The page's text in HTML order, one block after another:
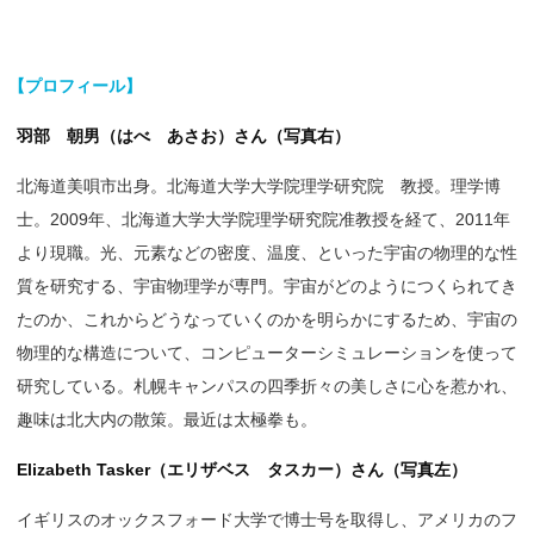
【プロフィール】
羽部 朝男（はべ あさお）さん（写真右）
北海道美唄市出身。北海道大学大学院理学研究院 教授。理学博
士。2009年、北海道大学大学院理学研究院准教授を経て、2011年
より現職。光、元素などの密度、温度、といった宇宙の物理的な性
質を研究する、宇宙物理学が専門。宇宙がどのようにつくられてき
たのか、これからどうなっていくのかを明らかにするため、宇宙の
物理的な構造について、コンピューターシミュレーションを使って
研究している。札幌キャンパスの四季折々の美しさに心を惹かれ、
趣味は北大内の散策。最近は太極拳も。
Elizabeth Tasker（エリザベス タスカー）さん（写真左）
イギリスのオックスフォード大学で博士号を取得し、アメリカのフ